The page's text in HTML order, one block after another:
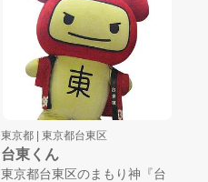
東京都 | 東京都台東区
台東くん
東京都台東区のまもり神『台